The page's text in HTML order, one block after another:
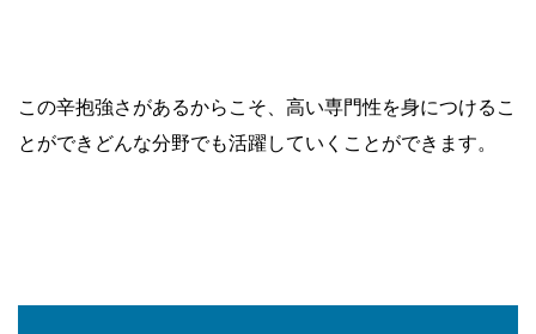
この辛抱強さがあるからこそ、高い専門性を身につけるこ
とができどんな分野でも活躍していくことができます。